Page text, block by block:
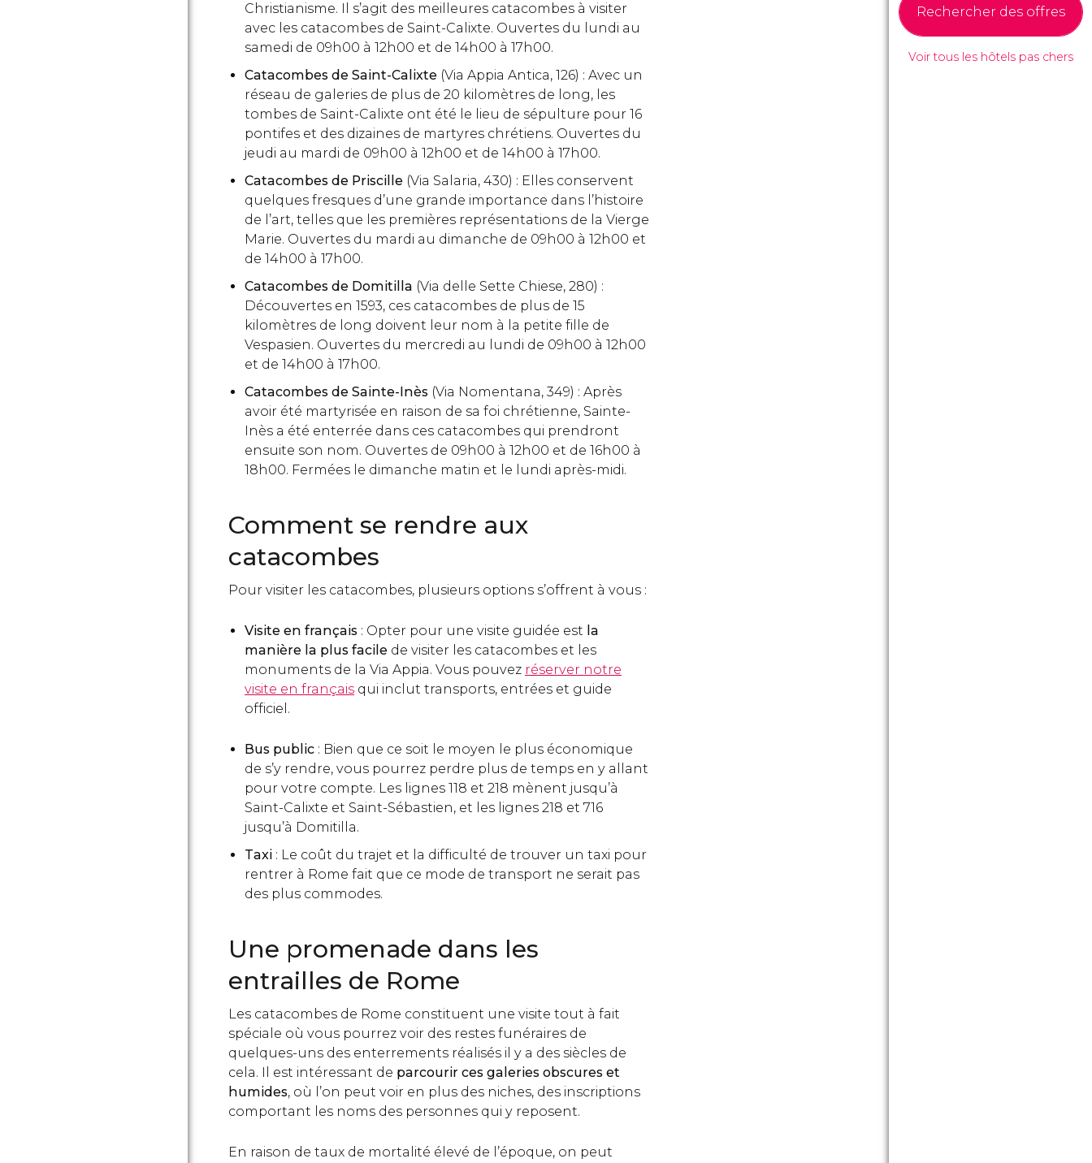
Christianisme. Il s’agit des meilleures catacombes à visiter
avec les catacombes de Saint-Calixte. Ouvertes du lundi au
samedi de 09h00 à 12h00 et de 14h00 à 17h00.
Catacombes de Saint-Calixte (Via Appia Antica, 126) : Avec un
réseau de galeries de plus de 20 kilomètres de long, les
tombes de Saint-Calixte ont été le lieu de sépulture pour 16
pontifes et des dizaines de martyres chrétiens. Ouvertes du
jeudi au mardi de 09h00 à 12h00 et de 14h00 à 17h00.
Catacombes de Priscille (Via Salaria, 430) : Elles conservent
quelques fresques d’une grande importance dans l’histoire
de l’art, telles que les premières représentations de la Vierge
Marie. Ouvertes du mardi au dimanche de 09h00 à 12h00 et
de 14h00 à 17h00.
Catacombes de Domitilla (Via delle Sette Chiese, 280) :
Découvertes en 1593, ces catacombes de plus de 15
kilomètres de long doivent leur nom à la petite fille de
Vespasien. Ouvertes du mercredi au lundi de 09h00 à 12h00
et de 14h00 à 17h00.
Catacombes de Sainte-Inès (Via Nomentana, 349) : Après
avoir été martyrisée en raison de sa foi chrétienne, Sainte-
Inès a été enterrée dans ces catacombes qui prendront
ensuite son nom. Ouvertes de 09h00 à 12h00 et de 16h00 à
18h00. Fermées le dimanche matin et le lundi après-midi.
Comment se rendre aux
catacombes
Pour visiter les catacombes, plusieurs options s’offrent à vous :
Visite en français : Opter pour une visite guidée est la
manière la plus facile de visiter les catacombes et les
monuments de la Via Appia. Vous pouvez réserver notre
visite en français qui inclut transports, entrées et guide
officiel.
Bus public : Bien que ce soit le moyen le plus économique
de s’y rendre, vous pourrez perdre plus de temps en y allant
pour votre compte. Les lignes 118 et 218 mènent jusqu’à
Saint-Calixte et Saint-Sébastien, et les lignes 218 et 716
jusqu’à Domitilla.
Taxi : Le coût du trajet et la difficulté de trouver un taxi pour
rentrer à Rome fait que ce mode de transport ne serait pas
des plus commodes.
Une promenade dans les
entrailles de Rome
Les catacombes de Rome constituent une visite tout à fait
spéciale où vous pourrez voir des restes funéraires de
quelques-uns des enterrements réalisés il y a des siècles de
cela. Il est intéressant de parcourir ces galeries obscures et
humides, où l’on peut voir en plus des niches, des inscriptions
comportant les noms des personnes qui y reposent.
En raison de taux de mortalité élevé de l’époque, on peut
Rechercher des offres
Voir tous les hôtels pas chers